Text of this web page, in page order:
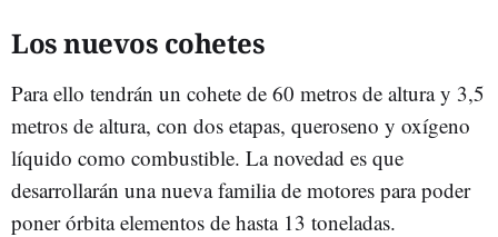
Los nuevos cohetes
Para ello tendrán un cohete de 60 metros de altura y 3,5
metros de altura, con dos etapas, queroseno y oxígeno
líquido como combustible. La novedad es que
desarrollarán una nueva familia de motores para poder
poner órbita elementos de hasta 13 toneladas.